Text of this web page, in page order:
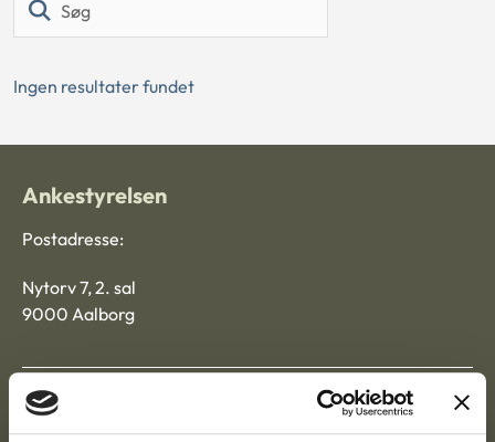
Ingen resultater fundet
Ankestyrelsen
Postadresse:
Nytorv 7, 2. sal
9000 Aalborg
Ankestyrelsen Aalborg